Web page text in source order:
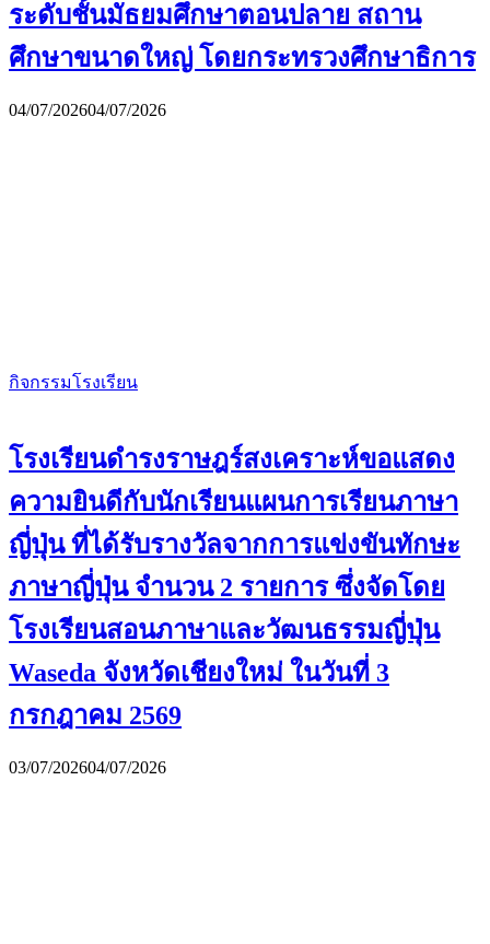
ระดับชั้นมัธยมศึกษาตอนปลาย สถาน
ศึกษาขนาดใหญ่ โดยกระทรวงศึกษาธิการ
04/07/202604/07/2026
กิจกรรมโรงเรียน
โรงเรียนดำรงราษฎร์สงเคราะห์ขอแสดง
ความยินดีกับนักเรียนแผนการเรียนภาษา
ญี่ปุ่น ที่ได้รับรางวัลจากการแข่งขันทักษะ
ภาษาญี่ปุ่น จำนวน 2 รายการ ซึ่งจัดโดย
โรงเรียนสอนภาษาและวัฒนธรรมญี่ปุ่น
Waseda จังหวัดเชียงใหม่ ในวันที่ 3
กรกฎาคม 2569
03/07/202604/07/2026